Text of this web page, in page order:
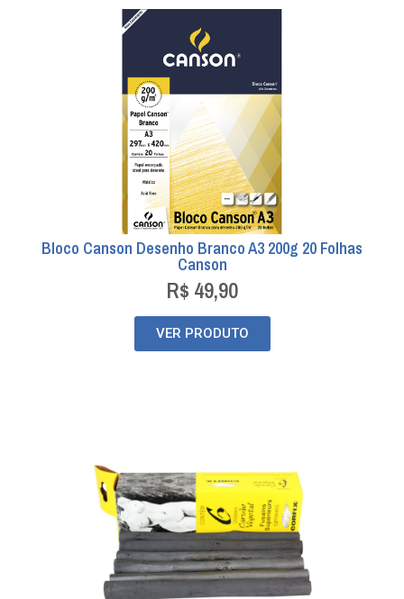
Bloco Canson Desenho Branco A3 200g 20 Folhas
Canson
R$ 49,90
VER PRODUTO